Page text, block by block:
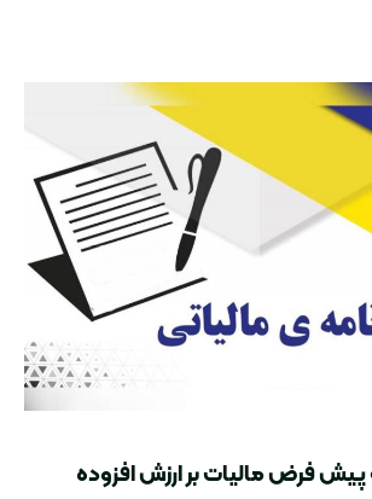
پیش فرض مالیات بر ارزش افزوده